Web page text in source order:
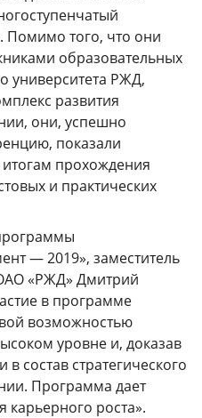
обучения
Мясницкая
Помимо того, что они
образовательных
университета РЖД,
развития
они, успешно
показали
прохождения
и практических
— 2019», заместитель
«РЖД» Дмитрий
в программе
возможностью
уровне и, доказав
состав стратегического
Программа дает
карьерного роста».